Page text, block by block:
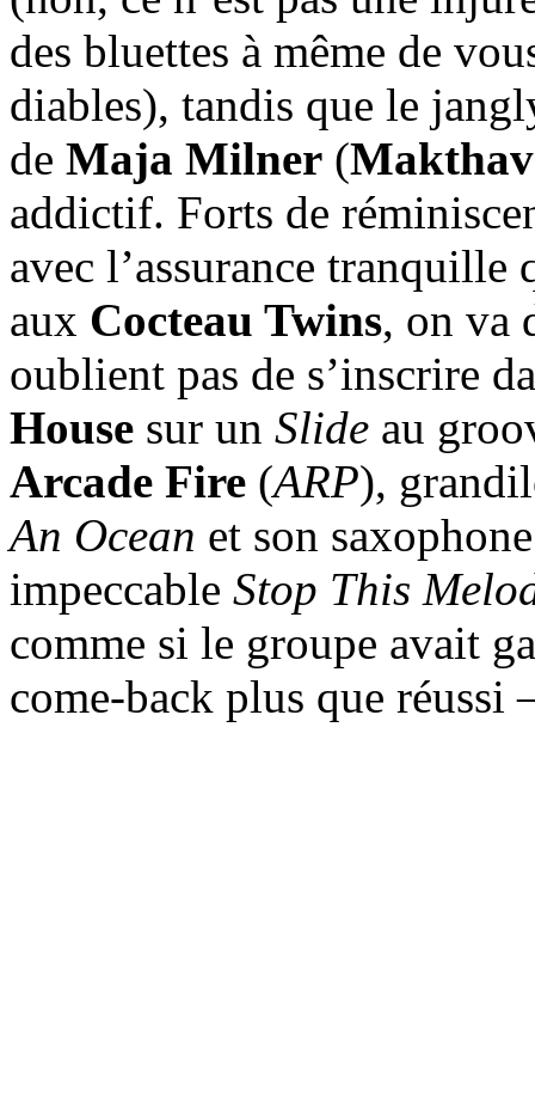
des bluettes à même de
diables), tandis que le
de Maja Milner (
addictif. Forts de
avec l’assurance
aux Cocteau Twins, on va
oublient pas de s’inscrire
House sur un Slide au
Arcade Fire (ARP),
An Ocean et son
impeccable Stop This
comme si le groupe avait
come-back plus que réussi